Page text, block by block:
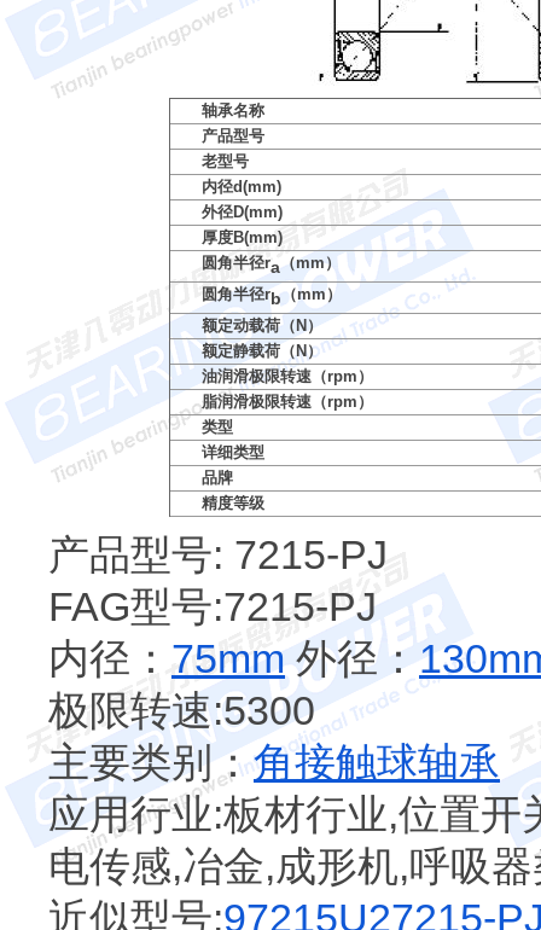
轴承名称
产品型号
老型号
内径d(mm)
外径D(mm)
厚度B(mm)
圆角半径ra（mm）
圆角半径rb（mm）
额定动载荷（N）
额定静载荷（N）
油润滑极限转速（rpm）
脂润滑极限转速（rpm）
类型
详细类型
品牌
精度等级
产品型号: 7215-PJ
FAG型号:7215-PJ
内径： 75mm外径：
极限转速:5300
主要类别：角接触球轴承
应用行业:板材行业,位置开
电传感,冶金,成形机,呼吸
近似型号:97215U27215-